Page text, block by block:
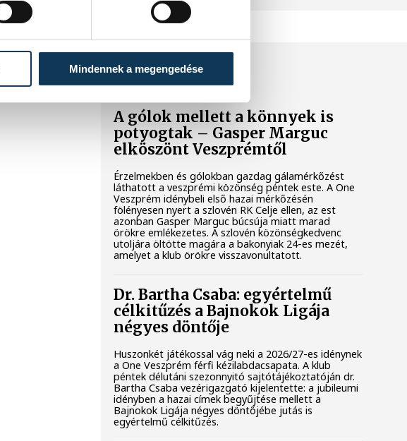
Mindennek a megengedése
A gólok mellett a könnyek is
potyogtak – Gasper Marguc
elköszönt Veszprémtől
Érzelmekben és gólokban gazdag gálamérkőzést
láthatott a veszprémi közönség péntek este. A One
Veszprém idénybeli első hazai mérkőzésén
fölényesen nyert a szlovén RK Celje ellen, az est
azonban Gasper Marguc búcsúja miatt marad
örökre emlékezetes. A szlovén közönségkedvenc
utoljára öltötte magára a bakonyiak 24-es mezét,
amelyet a klub örökre visszavonultatott.
Dr. Bartha Csaba: egyértelmű
célkitűzés a Bajnokok Ligája
négyes döntője
Huszonkét játékossal vág neki a 2026/27-es idénynek
a One Veszprém férfi kézilabdacsapata. A klub
péntek délutáni szezonnyitó sajtótájékoztatóján dr.
Bartha Csaba vezérigazgató kijelentette: a jubileumi
idényben a hazai címek begyűjtése mellett a
Bajnokok Ligája négyes döntőjébe jutás is
egyértelmű célkitűzés.